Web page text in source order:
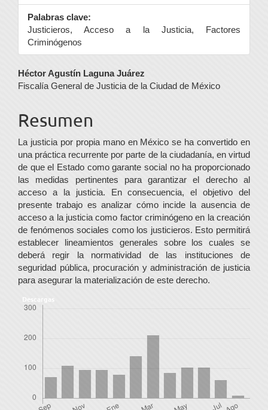
Palabras clave:
Justicieros, Acceso a la Justicia, Factores
Criminógenos
Contenido
principal
del
artículo
Héctor Agustín Laguna Juárez
Fiscalía General de Justicia de la Ciudad de México
Resumen
La justicia por propia mano en México se ha convertido en
una práctica recurrente por parte de la ciudadanía, en virtud
de que el Estado como garante social no ha proporcionado
las medidas pertinentes para garantizar el derecho al
acceso a la justicia. En consecuencia, el objetivo del
presente trabajo es analizar cómo incide la ausencia de
acceso a la justicia como factor criminógeno en la creación
de fenómenos sociales como los justicieros. Esto permitirá
establecer lineamientos generales sobre los cuales se
deberá regir la normatividad de las instituciones de
seguridad pública, procuración y administración de justicia
para asegurar la materialización de este derecho.
Descargas